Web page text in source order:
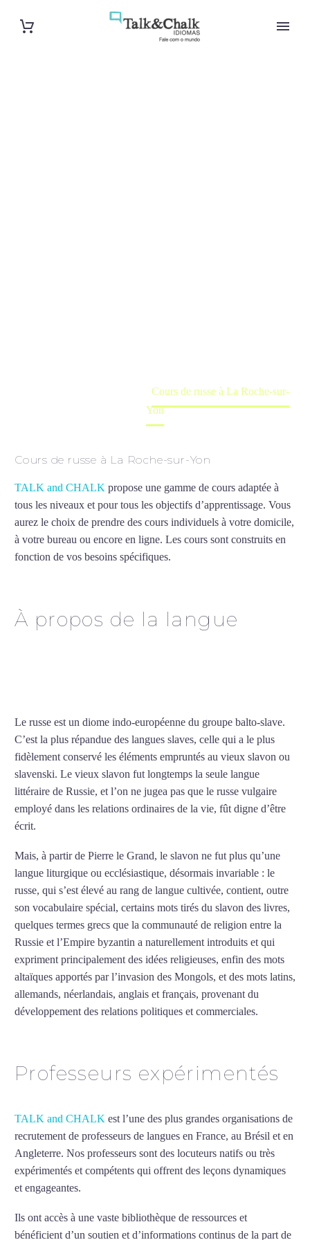
Cours de russe à La Roche-sur-
Yon
Cours de russe à La Roche-sur-Yon
TALK and CHALK propose une gamme de cours adaptée à
tous les niveaux et pour tous les objectifs d’apprentissage. Vous
aurez le choix de prendre des cours individuels à votre domicile,
à votre bureau ou encore en ligne. Les cours sont construits en
fonction de vos besoins spécifiques.
À propos de la langue
Le russe est un diome indo-européenne du groupe balto-slave.
C’est la plus répandue des langues slaves, celle qui a le plus
fidèlement conservé les éléments empruntés au vieux slavon ou
slavenski. Le vieux slavon fut longtemps la seule langue
littéraire de Russie, et l’on ne jugea pas que le russe vulgaire
employé dans les relations ordinaires de la vie, fût digne d’être
écrit.
Mais, à partir de Pierre le Grand, le slavon ne fut plus qu’une
langue liturgique ou ecclésiastique, désormais invariable : le
russe, qui s’est élevé au rang de langue cultivée, contient, outre
son vocabulaire spécial, certains mots tirés du slavon des livres,
quelques termes grecs que la communauté de religion entre la
Russie et l’Empire byzantin a naturellement introduits et qui
expriment principalement des idées religieuses, enfin des mots
altaïques apportés par l’invasion des Mongols, et des mots latins,
allemands, néerlandais, anglais et français, provenant du
développement des relations politiques et commerciales.
Professeurs expérimentés
TALK and CHALK est l’une des plus grandes organisations de
recrutement de professeurs de langues en France, au Brésil et en
Angleterre. Nos professeurs sont des locuteurs natifs ou très
expérimentés et compétents qui offrent des leçons dynamiques
et engageantes.
Ils ont accès à une vaste bibliothèque de ressources et
bénéficient d’un soutien et d’informations continus de la part de